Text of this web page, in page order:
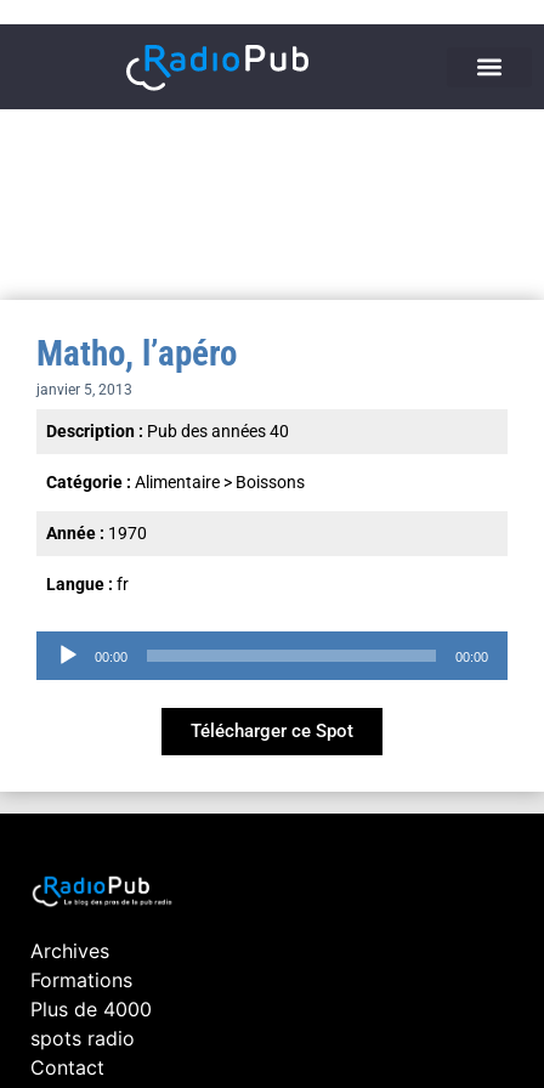
Matho, l’apéro
janvier 5, 2013
Description : Pub des années 40
Catégorie : Alimentaire > Boissons
Année : 1970
Langue : fr
Lecteur00:00 00:00
Télécharger ce Spot
Archives
Formations
Plus de 4000
spots radio
Contact